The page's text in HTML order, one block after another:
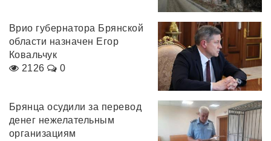
Врио губернатора Брянской
области назначен Егор
Ковальчук
2126
0
Брянца осудили за перевод
денег нежелательным
организациям